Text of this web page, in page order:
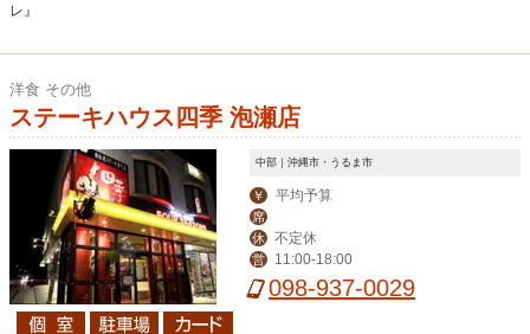
レ』
洋食 その他
ステーキハウス四季 泡瀬店
中部｜沖縄市・うるま市
￥ 平均予算
席
休
不定休
営 11:00-18:00
098-937-0029